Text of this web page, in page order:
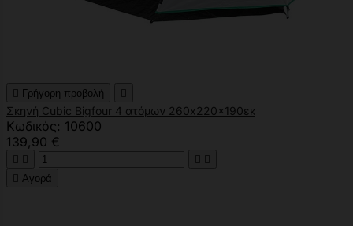
 Γρήγορη προβολή 
Σκηνή Cubic Bigfour 4 ατόμων 260x220x190εκ
Κωδικός: 10600
139,90 €
   
 Αγορά